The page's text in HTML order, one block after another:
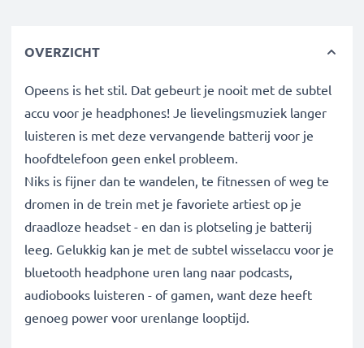
OVERZICHT
Opeens is het stil. Dat gebeurt je nooit met de subtel
accu voor je headphones! Je lievelingsmuziek langer
luisteren is met deze vervangende batterij voor je
hoofdtelefoon geen enkel probleem.
Niks is fijner dan te wandelen, te fitnessen of weg te
dromen in de trein met je favoriete artiest op je
draadloze headset - en dan is plotseling je batterij
leeg. Gelukkig kan je met de subtel wisselaccu voor je
bluetooth headphone uren lang naar podcasts,
audiobooks luisteren - of gamen, want deze heeft
genoeg power voor urenlange looptijd.